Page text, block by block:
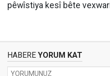
pêwîstiya kesî bête
HABERE YORUM KAT